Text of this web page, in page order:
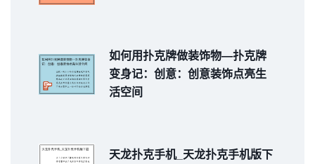
如何用扑克牌做装饰物—扑克牌
变身记：创意：创意装饰点亮生
活空间
天龙扑克手机_天龙扑克手机版下